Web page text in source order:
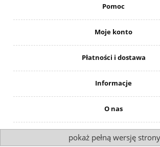
Pomoc
Moje konto
Płatności i dostawa
Informacje
O nas
pokaż pełną wersję strony